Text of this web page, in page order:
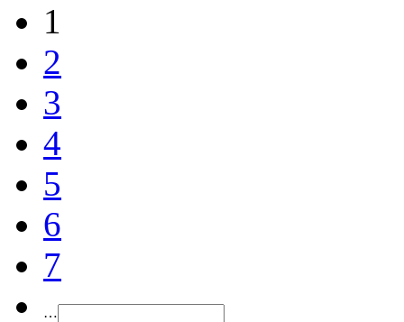
1
2
3
4
5
6
7
…